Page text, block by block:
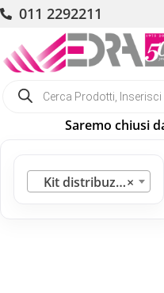
011 2292211
Saremo chiusi
×
Kit distribuzione